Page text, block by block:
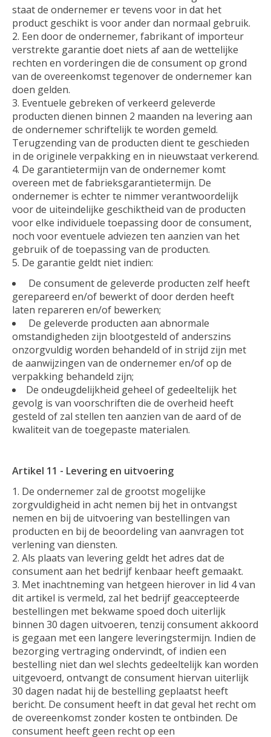
staat de ondernemer er tevens voor in dat het
product geschikt is voor ander dan normaal gebruik.
Een door de ondernemer, fabrikant of importeur
verstrekte garantie doet niets af aan de wettelijke
rechten en vorderingen die de consument op grond
van de overeenkomst tegenover de ondernemer kan
doen gelden.
Eventuele gebreken of verkeerd geleverde
producten dienen binnen 2 maanden na levering aan
de ondernemer schriftelijk te worden gemeld.
Terugzending van de producten dient te geschieden
in de originele verpakking en in nieuwstaat verkerend.
De garantietermijn van de ondernemer komt
overeen met de fabrieksgarantietermijn. De
ondernemer is echter te nimmer verantwoordelijk
voor de uiteindelijke geschiktheid van de producten
voor elke individuele toepassing door de consument,
noch voor eventuele adviezen ten aanzien van het
gebruik of de toepassing van de producten.
De garantie geldt niet indien:
De consument de geleverde producten zelf heeft
gerepareerd en/of bewerkt of door derden heeft
laten repareren en/of bewerken;
De geleverde producten aan abnormale
omstandigheden zijn blootgesteld of anderszins
onzorgvuldig worden behandeld of in strijd zijn met
de aanwijzingen van de ondernemer en/of op de
verpakking behandeld zijn;
De ondeugdelijkheid geheel of gedeeltelijk het
gevolg is van voorschriften die de overheid heeft
gesteld of zal stellen ten aanzien van de aard of de
kwaliteit van de toegepaste materialen.
Artikel 11 - Levering en uitvoering
De ondernemer zal de grootst mogelijke
zorgvuldigheid in acht nemen bij het in ontvangst
nemen en bij de uitvoering van bestellingen van
producten en bij de beoordeling van aanvragen tot
verlening van diensten.
Als plaats van levering geldt het adres dat de
consument aan het bedrijf kenbaar heeft gemaakt.
Met inachtneming van hetgeen hierover in lid 4 van
dit artikel is vermeld, zal het bedrijf geaccepteerde
bestellingen met bekwame spoed doch uiterlijk
binnen 30 dagen uitvoeren, tenzij consument akkoord
is gegaan met een langere leveringstermijn. Indien de
bezorging vertraging ondervindt, of indien een
bestelling niet dan wel slechts gedeeltelijk kan worden
uitgevoerd, ontvangt de consument hiervan uiterlijk
30 dagen nadat hij de bestelling geplaatst heeft
bericht. De consument heeft in dat geval het recht om
de overeenkomst zonder kosten te ontbinden. De
consument heeft geen recht op een